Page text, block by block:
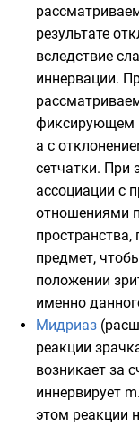
результате
вследствие
иннервации.
фиксирующем
а с
сетчатки. При
ассоциации с
отношениями
предмет,
положении
именно
Мидриаз
реакции
возникает за
иннервирует
этом реакции